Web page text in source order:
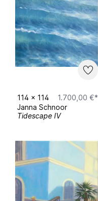
114 x 114
1.700,00 €*
Janna Schnoor
Tidescape IV